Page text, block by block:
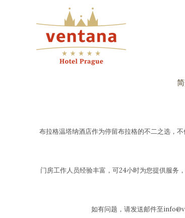
布拉格温塔纳酒店作为停留布拉格的不二之选，
门房工作人员经验丰富，可24小时为您提供服务
如有问题，请发送邮件至